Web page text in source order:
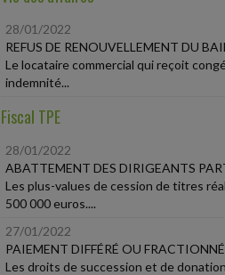
28/01/2022
REFUS DE RENOUVELLEMENT DU
Le locataire commercial qui reçoit
indemnité...
Fiscal TPE
28/01/2022
ABATTEMENT DES DIRIGEANTS
Les plus-values de cession de titres
500 000 euros....
27/01/2022
PAIEMENT DIFFÉRÉ OU
Les droits de succession et de